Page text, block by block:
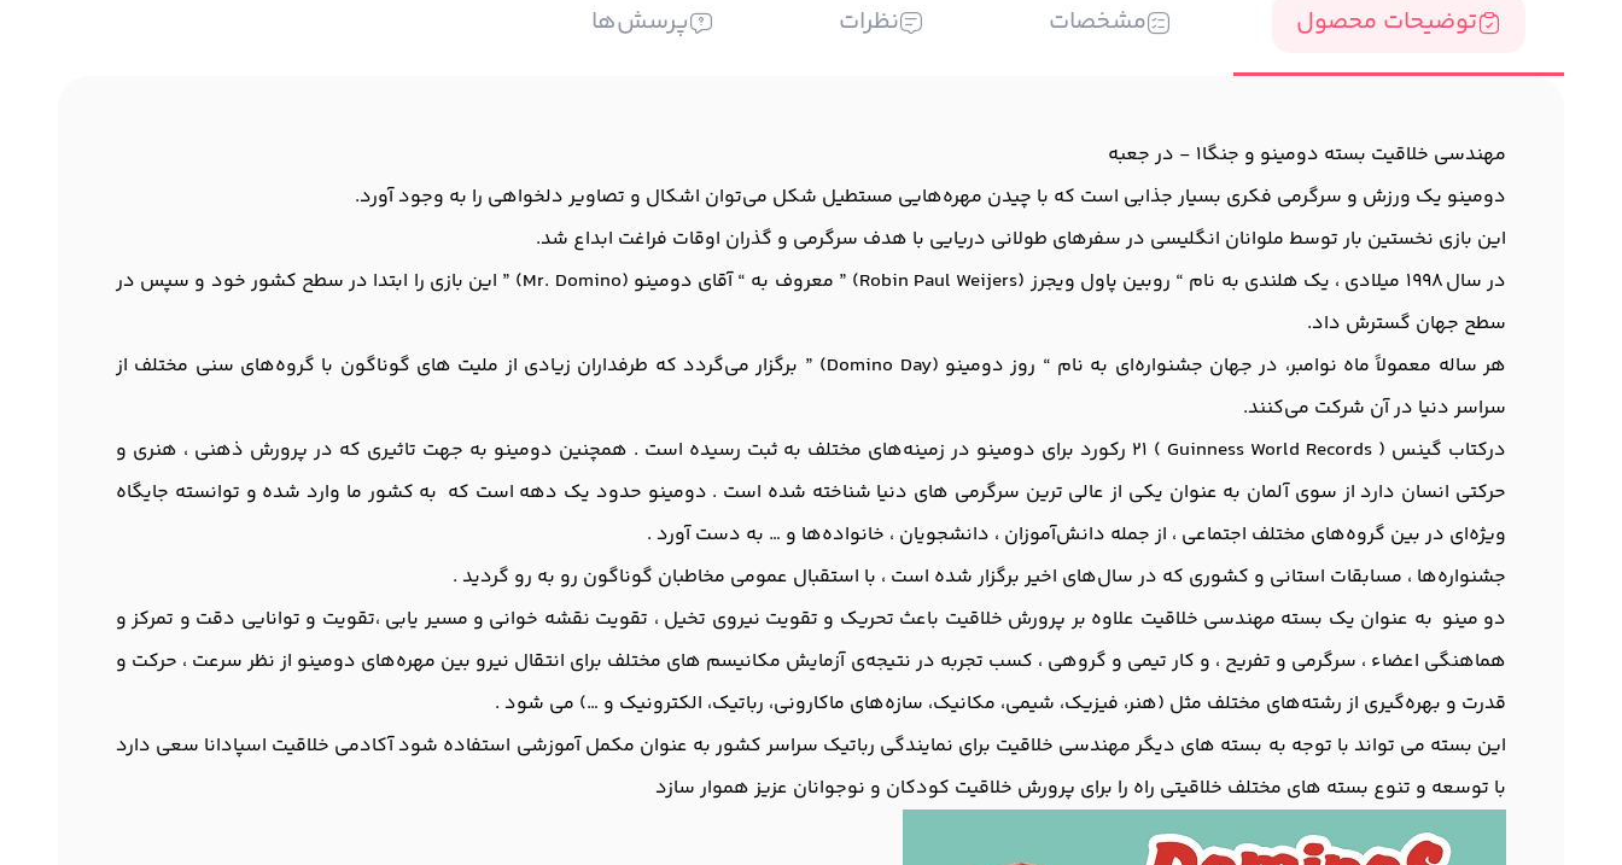
توضیحات محصول مشخصات نظرات پرسش‌ها
مهندسی خلاقیت بسته دومینو و جنگا1 - در جعبه
دومینو یک ورزش و سرگرمی فکری بسیار جذابی است که با چیدن مهره‌هایی مستطیل شکل می‌توان اشکال و تصاویر دلخواهی را به وجود آورد.
این بازی نخستین بار توسط ملوانان انگلیسی در سفرهای طولانی دریایی با هدف سرگرمی و گذران اوقات فراغت ابداع شد.
در سال 1998 میلادی ، یک هلندی به نام “ روبین پاول ویجرز (Robin Paul Weijers) ” معروف به “ آقای دومینو (Mr. Domino) ” این بازی را ابتدا در سطح کشور خود و سپس در
سطح جهان گسترش داد.
هر ساله معمولاً ماه نوامبر، در جهان جشنواره‌ای به نام “ روز دومینو (Domino Day) ” برگزار می‌گردد که طرفداران زیادی از ملیت‌ های گوناگون با گروه‌های سنی مختلف از
سراسر دنیا در آن شرکت می‌کنند.
درکتاب گینس ( Guinness World Records ) 21 رکورد برای دومینو در زمینه‌های مختلف به ثبت رسیده است . همچنین دومینو به جهت تاثیری که در پرورش ذهنی ، هنری و
حرکتی انسان دارد از سوی آلمان به عنوان یکی از عالی ترین سرگرمی های دنیا شناخته شده است . دومینو حدود یک دهه است که به کشور ما وارد شده و توانسته جایگاه
ویژه‌ای در بین گروه‌های مختلف اجتماعی ، از جمله دانش‌آموزان ، دانشجویان ، خانواده‌ها و … به دست آورد .
جشنواره‌ها ، مسابقات استانی و کشوری که در سال‌های اخیر برگزار شده است ، با استقبال عمومی مخاطبان گوناگون رو به‌ رو گردید .
دو مینو به عنوان یک بسته مهندسی خلاقیت علاوه بر پرورش خلاقیت باعث تحریک و تقویت نیروی تخیل ، تقویت نقشه خوانی و مسیر یابی ،تقویت و توانایی دقت و تمرکز و
هماهنگی اعضاء ، سرگرمی و تفریح ، و کار تیمی و گروهی ، کسب تجربه در نتیجه‌ی آزمایش مکانیسم‌ های مختلف برای انتقال نیرو بین مهره‌های دومینو از نظر سرعت ، حرکت و
قدرت و بهره‌گیری از رشته‌های مختلف مثل (هنر، فیزیک، شیمی، مکانیک، سازه‌های ماکارونی، رباتیک، الکترونیک و …) می شود .
این بسته می تواند با توجه به بسته های دیگر مهندسی خلاقیت برای نمایندگی رباتیک سراسر کشور به عنوان مکمل آموزشی استفاده شود آکادمی خلاقیت اسپادانا سعی دارد
با توسعه و تنوع بسته های مختلف خلاقیتی راه را برای پرورش خلاقیت کودکان و نوجوانان عزیز هموار سازد